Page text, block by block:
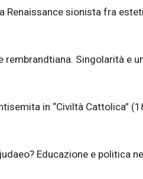
Renaissance sionista fra
rembrandtiana. Singolarità e
in “Civiltà Cattolica”
Educazione e politica